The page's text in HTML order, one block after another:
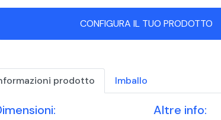
CONFIGURA IL TUO PRODOTTO
prodotto Imballo
Altre info: